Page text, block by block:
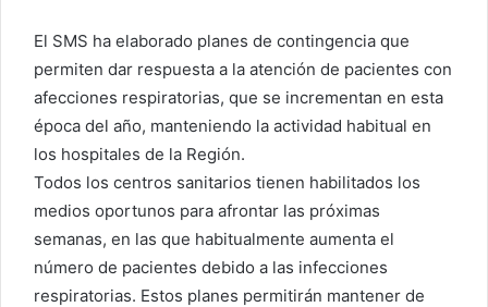
El SMS ha elaborado planes de contingencia que
permiten dar respuesta a la atención de pacientes con
afecciones respiratorias, que se incrementan en esta
época del año, manteniendo la actividad habitual en
los hospitales de la Región.
Todos los centros sanitarios tienen habilitados los
medios oportunos para afrontar las próximas
semanas, en las que habitualmente aumenta el
número de pacientes debido a las infecciones
respiratorias. Estos planes permitirán mantener de